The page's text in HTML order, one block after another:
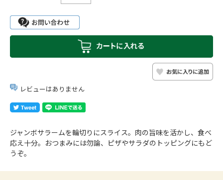
レビューはありません
ジャンボサラームを輪切りにスライス。肉の旨味を活かし、食べ
応え十分。おつまみには勿論、ピザやサラダのトッピングにもど
うぞ。